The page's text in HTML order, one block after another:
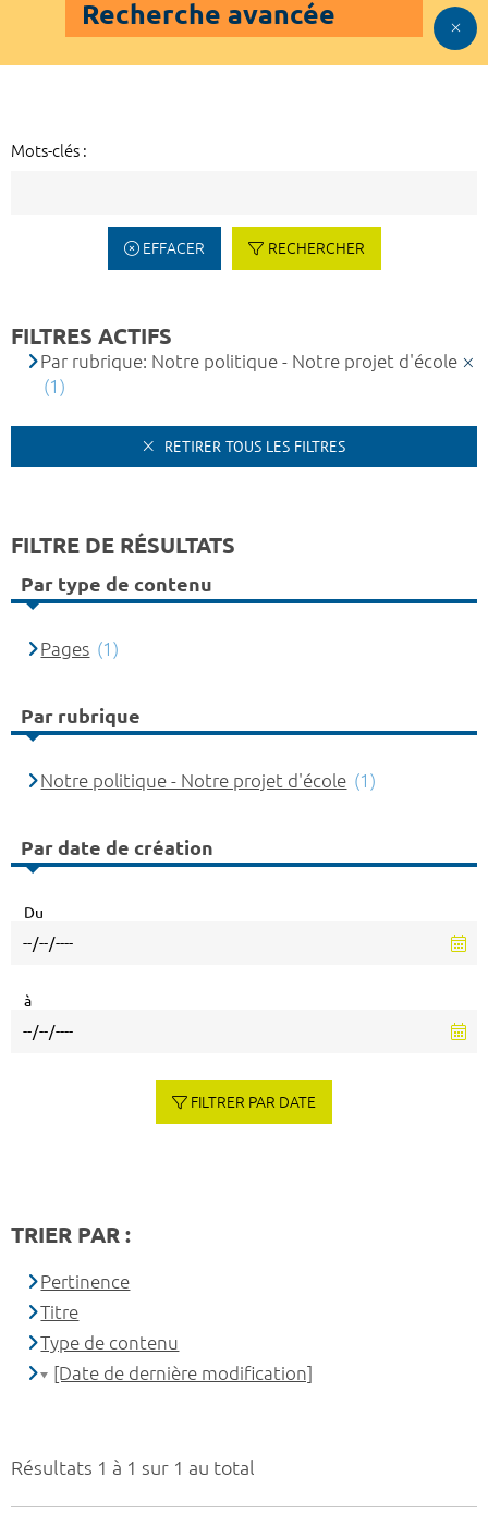
Recherche avancée
Mots-clés :
EFFACER RECHERCHER
Résultats 1 à 1 sur 1 au total
FILTRES ACTIFS
Par rubrique: Notre politique - Notre projet d'école
(1)
RETIRER TOUS LES FILTRES
FILTRE DE RÉSULTATS
Par type de contenu
Pages (1)
Par rubrique
Notre politique - Notre projet d'école (1)
Par date de création
Du
à
FILTRER PAR DATE
TRIER PAR :
Pertinence
Titre
Type de contenu
[Date de dernière modification]